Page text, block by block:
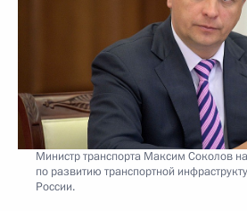
Министр транспорта Максим Соколов
по развитию транспортной
России.